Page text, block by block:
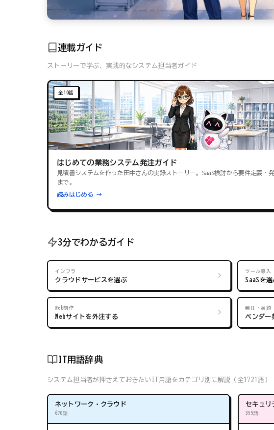
連載ガイド
ストーリーで学ぶ、実践的なシステム担当者ガイド
全10話
はじめての業務システム発注ガイド
見積書システムを作った田中さんの実録ストーリー。SaaS検討から要件定義・
まで。
読みはじめる →
3分でわかるガイド
インフラ
クラウドサービスを選ぶ
ツール導入
SaaSを選
Web制作
Webサイトを外注する
発注・契約
ベンダー
IT用語辞典
システム担当者が押さえておきたいIT用語をカテゴリ別に解説（全1721語）
ネットワーク・クラウド
670語
セキュリ
355語